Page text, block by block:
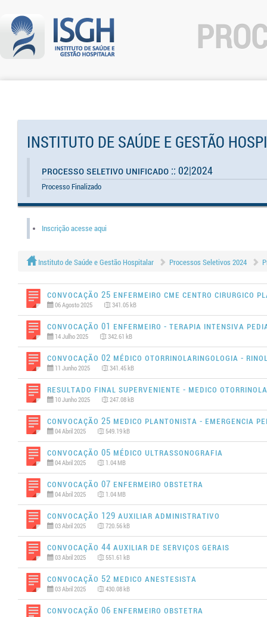
INSTITUTO DE SAÚDE E GESTÃO
Processo Seletivo Unificado :: 02|2024
Processo Finalizado
Inscrição acesse aqui
Instituto de Saúde e Gestão Hospitalar Processos Seletivos 2024
Convocação 25 ENFERMEIRO CME CENTRO CIRURGICO
06 Agosto 2025 341.05 kB
Convocação 01 ENFERMEIRO - TERAPIA INTENSIVA
14 Julho 2025 342.61 kB
Convocação 02 MÉDICO OTORRINOLARINGOLOGIA -
11 Junho 2025 341.45 kB
Resultado Final SUPERVENIENTE - MEDICO
10 Junho 2025 247.08 kB
Convocação 25 MEDICO PLANTONISTA - EMERGENCIA
04 Abril 2025 549.19 kB
Convocação 05 MÉDICO ULTRASSONOGRAFIA
04 Abril 2025 1.04 MB
Convocação 07 ENFERMEIRO OBSTETRA
04 Abril 2025 1.04 MB
Convocação 129 AUXILIAR ADMINISTRATIVO
03 Abril 2025 720.56 kB
Convocação 44 AUXILIAR DE SERVIÇOS GERAIS
03 Abril 2025 551.61 kB
Convocação 52 MEDICO ANESTESISTA
03 Abril 2025 430.08 kB
Convocação 06 ENFERMEIRO OBSTETRA